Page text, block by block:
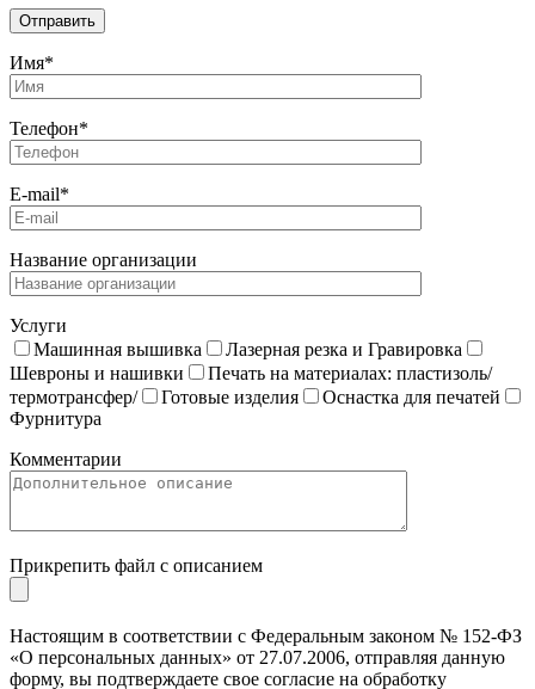
Имя*
Телефон*
E-mail*
Название организации
Услуги
Машинная вышивка
Лазерная резка и Гравировка
Шевроны и нашивки
Печать на материалах: пластизоль/
термотрансфер/
Готовые изделия
Оснастка для печатей
Фурнитура
Комментарии
Прикрепить файл с описанием
Настоящим в соответствии с Федеральным законом № 152-ФЗ
«О персональных данных» от 27.07.2006, отправляя данную
форму, вы подтверждаете свое согласие на обработку